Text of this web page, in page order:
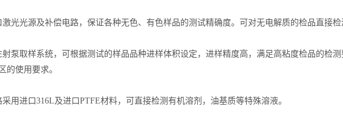
光光源及补偿电路，保证各种无色、有色样品的测试精确度。可对无电解质的检品直接检
泵取样系统，可根据测试的样品品种进样体积设定，进样精度高，满足高粘度检品的检测
的使用要求。
用进口316L及进口PTFE材料，可直接检测有机溶剂，油基质等特殊溶液。